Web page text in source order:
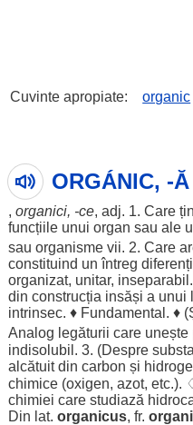
Cuvinte apropiate: organic
ORGÁNIC, -Ă
, organici, -ce, adj. 1. Care
funcțiileunui organ sau ale
sau organisme vii. 2. Care
constituind unîntreg
organizat, unitar, inseparabil
din construcția insăși a unui
intrinsec. ♦ Fundamental . ♦
Analog legăturii care unește
indisolubil . 3. (Despre
alcătuitdin carbon și
chimice(oxigen, azot, etc.).
chimiei care studiază
Din lat. organicus, fr.